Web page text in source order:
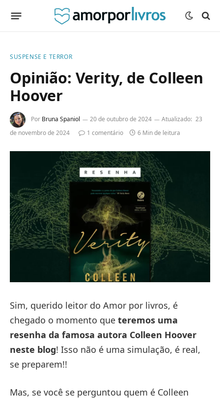
SUSPENSE E TERROR
Opinião: Verity, de Colleen
Hoover
Por Bruna Spaniol 20 de outubro de 2024 Atualizado: 23
de novembro de 2024
1 comentário 6 Min de leitura
Sim, querido leitor do Amor por livros, é
chegado o momento que teremos uma
resenha da famosa autora Colleen Hoover
neste blog! Isso não é uma simulação, é real,
se preparem!!
Mas, se você se perguntou quem é Colleen